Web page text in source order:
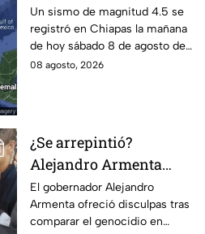
sábado: ¿Cuáles son los
daños?
Un sismo de magnitud 4.5 se
registró en Chiapas la mañana
de hoy sábado 8 de agosto de
2026, lo que generó alerta
08 agosto, 2026
¿Se arrepintió?
Alejandro Armenta
elimina disculpas tras
comparar genocidio
palestino con baches;
El gobernador Alejandro
Armenta ofreció disculpas tras
comparar el genocidio en